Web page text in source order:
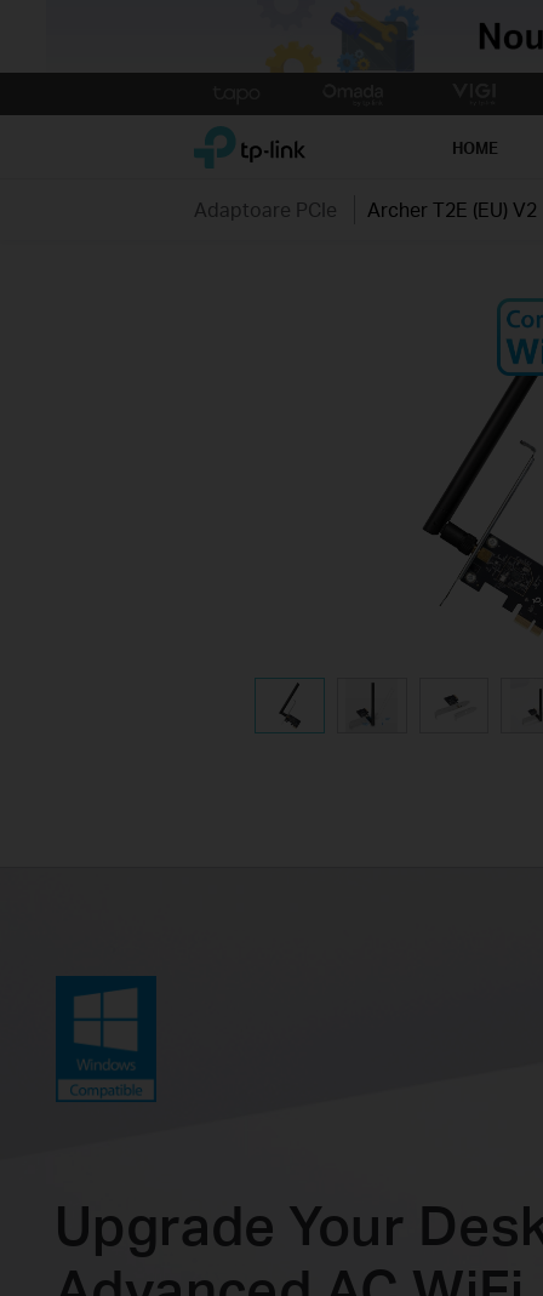
to
TP-Link, Reliably Smart HOME
Adaptoare PCIe Archer T2E (EU) V2
Upgrade Your